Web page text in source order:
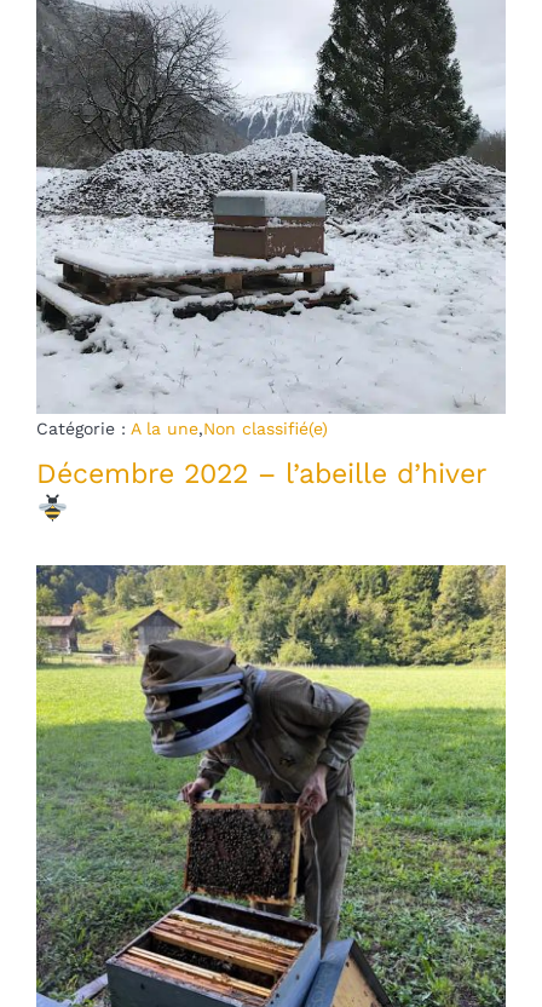
Catégorie : A la une,Non classifié(e)
Décembre 2022 – l’abeille d’hiver